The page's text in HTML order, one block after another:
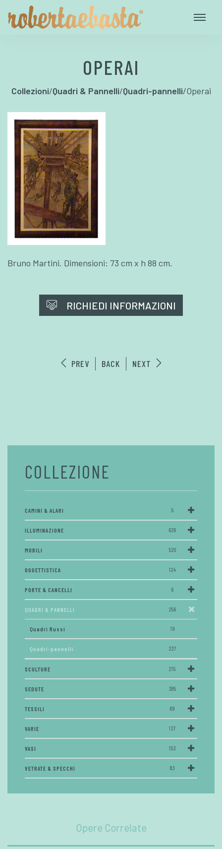
OPERAI
Collezioni/Quadri & Pannelli/Quadri-pannelli/Operai
Bruno Martini. Dimensioni: 73 cm x h 88 cm.
RICHIEDI INFORMAZIONI
PREV BACK NEXT
COLLEZIONE
CAMINI & ALARI 5
ILLUMINAZIONE 626
MOBILI 520
OGGETTISTICA 124
PORTE & CANCELLI 6
QUADRI & PANNELLI 256
Quadri Russi 19
Quadri-pannelli 237
SCULTURE 215
SEDUTE 385
TESSILI 69
VARIE 137
VASI 153
VETRATE & SPECCHI 83
Opere Correlate